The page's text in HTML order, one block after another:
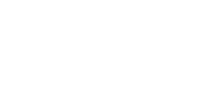
en profiter le plus longtemps
une protection optimale des
films protecteurs anti-rayures et